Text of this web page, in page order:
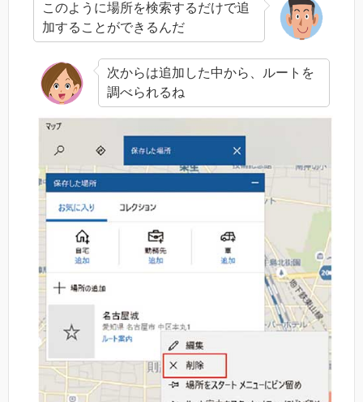
このように場所を検索するだけで追
加することができるんだ
次からは追加した中から、ルートを
調べられるね